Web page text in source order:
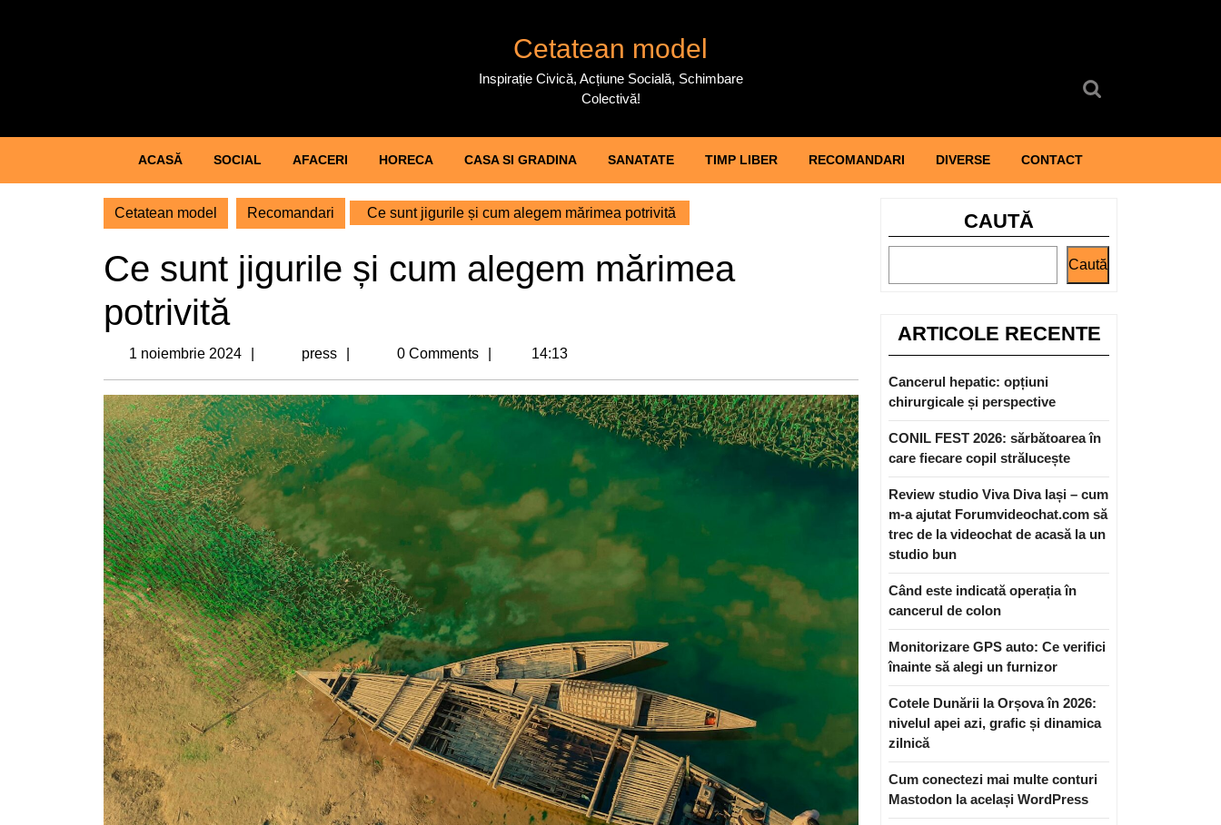
Cetatean model
Inspirație Civică, Acțiune Socială, Schimbare
Colectivă!
ACASĂ SOCIAL AFACERI HORECA CASA SI GRADINA SANATATE TIMP LIBER RECOMANDARI DIVERSE CONTACT
Cetatean model Recomandari Ce sunt jigurile și cum alegem mărimea potrivită
Ce sunt jigurile și cum alegem mărimea
potrivită
1 noiembrie 2024
2024
press press0 Comments 14:13
CAUTĂ
Caută
ARTICOLE RECENTE
Cancerul hepatic: opțiuni
chirurgicale și perspective
CONIL FEST 2026: sărbătoarea în
care fiecare copil strălucește
Review studio Viva Diva Iași – cum
m-a ajutat Forumvideochat.com să
trec de la videochat de acasă la un
studio bun
Când este indicată operația în
cancerul de colon
Monitorizare GPS auto: Ce verifici
înainte să alegi un furnizor
Cotele Dunării la Orșova în 2026:
nivelul apei azi, grafic și dinamica
zilnică
Cum conectezi mai multe conturi
Mastodon la același WordPress